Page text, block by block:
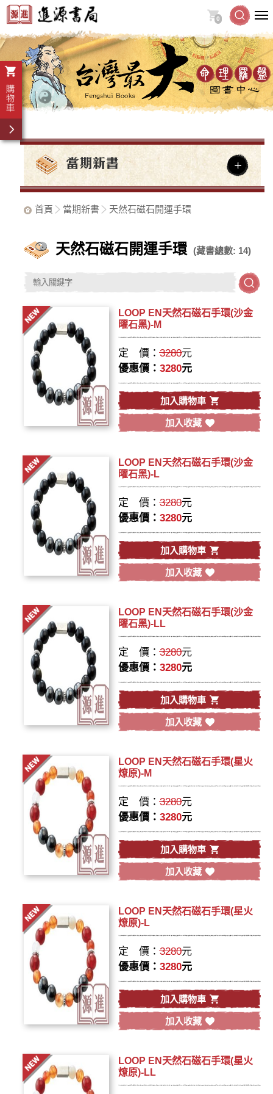
0
首頁 當期新書 天然石磁石開運手環
天然石磁石開運手環 (藏書總數: 14)
LOOP EN天然石磁石手環(沙金
曜石黑)-M
定 價：3280元
優惠價： 3280元
加入購物車
加入收藏
LOOP EN天然石磁石手環(沙金
曜石黑)-L
定 價：3280元
優惠價： 3280元
加入購物車
加入收藏
LOOP EN天然石磁石手環(沙金
曜石黑)-LL
定 價：3280元
優惠價： 3280元
加入購物車
加入收藏
LOOP EN天然石磁石手環(星火
燎原)-M
定 價：3280元
優惠價： 3280元
加入購物車
加入收藏
LOOP EN天然石磁石手環(星火
燎原)-L
定 價：3280元
優惠價： 3280元
加入購物車
加入收藏
LOOP EN天然石磁石手環(星火
燎原)-LL